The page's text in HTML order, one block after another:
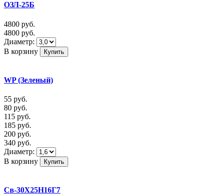
ОЗЛ-25Б
4800 руб.
4800 руб.
Диаметр:
В корзину
WP (Зеленый)
55 руб.
80 руб.
115 руб.
185 руб.
200 руб.
340 руб.
Диаметр:
В корзину
Св-30Х25Н16Г7